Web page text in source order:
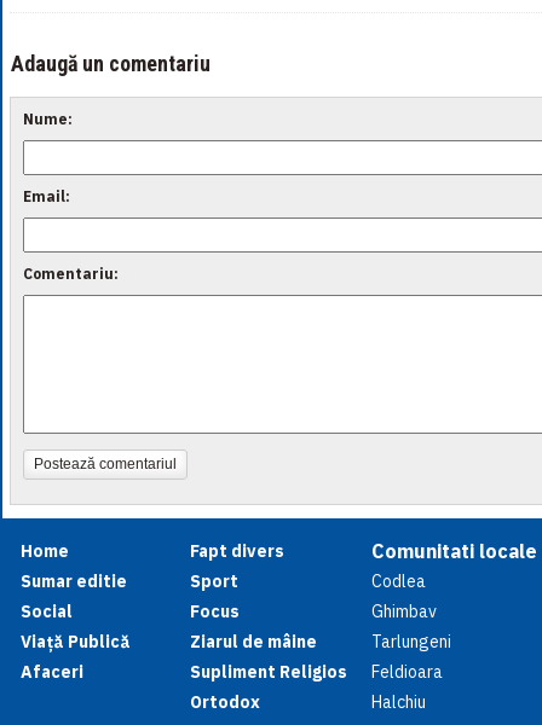
Adaugă un comentariu
Nume:
Email:
Comentariu:
Postează comentariul
Home
Sumar editie
Social
Viață Publică
Afaceri
Fapt divers
Sport
Focus
Ziarul de mâine
Supliment Religios
Ortodox
Comunitati locale
Codlea
Ghimbav
Tarlungeni
Feldioara
Halchiu